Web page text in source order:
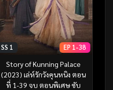
SS 1 EP 1-38
Story of Kunning Palace
(2023) เล่ห์รักวังคุนหนิง ตอน
ที่ 1-39 จบ ตอนพิเศษ ซับ